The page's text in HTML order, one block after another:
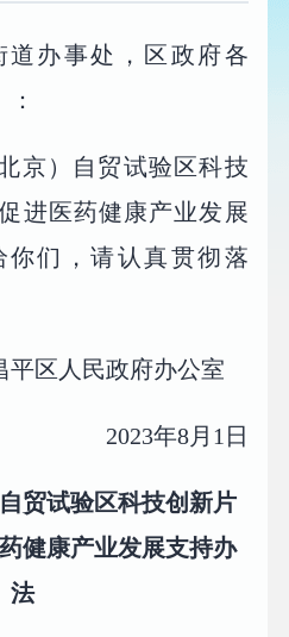
办事处，区政府各
京）自贸试验区科技
进医药健康产业发展
们，请认真贯彻落
平区人民政府办公室
2023年8月1日
贸试验区科技创新片
健康产业发展支持办
法